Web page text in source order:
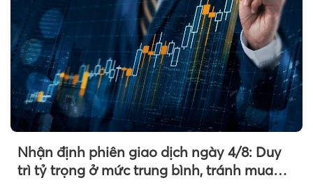
Nhận định phiên giao dịch ngày 4/8: Duy
trì tỷ trọng ở mức trung bình, tránh mua